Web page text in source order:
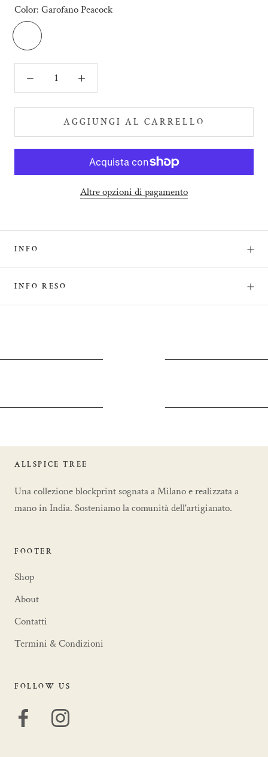
Color: Garofano Peacock
Garofano
Peacock
AGGIUNGI AL CARRELLO
Altre opzioni di pagamento
INFO
INFO RESO
ALLSPICE TREE
Una collezione blockprint sognata a Milano e realizzata a
mano in India. Sosteniamo la comunità dell'artigianato.
FOOTER
Shop
About
Contatti
Termini & Condizioni
FOLLOW US